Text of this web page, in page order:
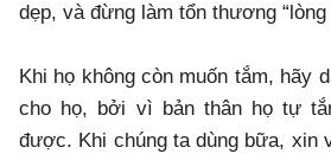
dẹp, và đừng làm tổn thương
Khi họ không còn muốn tắm, hãy
cho họ, bởi vì bản thân họ tự
được. Khi chúng ta dùng bữa, xin